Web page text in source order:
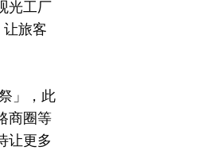
光工厂
旅客
」，此
商圈等
让更多